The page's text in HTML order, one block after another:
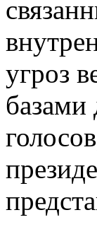
угроз
базами